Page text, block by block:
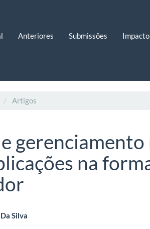
Anteriores Submissões Impacto
Artigos
gerenciamento
na
Silva